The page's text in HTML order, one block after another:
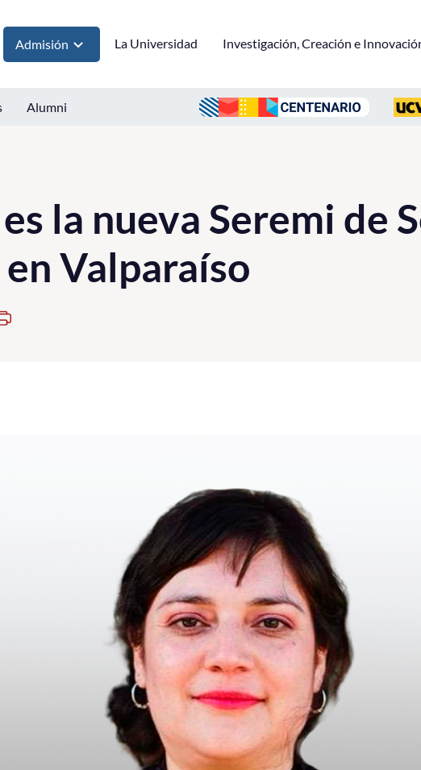
Admisión La Universidad Investigación, Creación e
Alumni
la nueva Seremi de
Valparaíso